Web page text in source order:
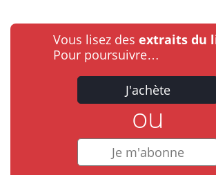
Vous lisez des extraits du
Pour poursuivre…
J'achète
ou
Je m'abonne